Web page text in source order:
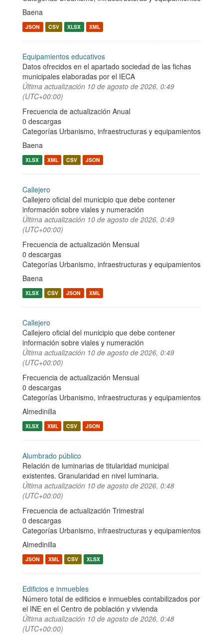
Baena
JSON CSV XLSX XML
Equipamientos educativos
Datos ofrecidos en el apartado sociedad de las fichas
municipales elaboradas por el IECA
Última actualización 10 de agosto de 2026, 0:49
(UTC+00:00)
Frecuencia de actualización Anual
0 descargas
Categorías Urbanismo, infraestructuras y equipamientos
Baena
XLSX XML CSV JSON
Callejero
Callejero oficial del municipio que debe contener
información sobre viales y numeración
Última actualización 10 de agosto de 2026, 0:49
(UTC+00:00)
Frecuencia de actualización Mensual
0 descargas
Categorías Urbanismo, infraestructuras y equipamientos
Baena
XLSX CSV JSON XML
Callejero
Callejero oficial del municipio que debe contener
información sobre viales y numeración
Última actualización 10 de agosto de 2026, 0:49
(UTC+00:00)
Frecuencia de actualización Mensual
0 descargas
Categorías Urbanismo, infraestructuras y equipamientos
Almedinilla
XLSX XML CSV JSON
Alumbrado público
Relación de luminarias de titularidad municipal
existentes. Granularidad en nivel luminaria.
Última actualización 10 de agosto de 2026, 0:48
(UTC+00:00)
Frecuencia de actualización Trimestral
0 descargas
Categorías Urbanismo, infraestructuras y equipamientos
Almedinilla
JSON XML CSV XLSX
Edificios e inmuebles
Número total de edificios e inmuebles contabilizados por
el INE en el Centro de población y vivienda
Última actualización 10 de agosto de 2026, 0:48
(UTC+00:00)